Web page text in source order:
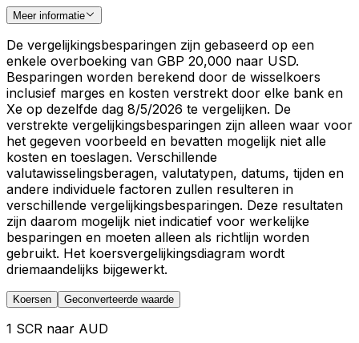
Meer informatie
De vergelijkingsbesparingen zijn gebaseerd op een
enkele overboeking van GBP 20,000 naar USD.
Besparingen worden berekend door de wisselkoers
inclusief marges en kosten verstrekt door elke bank en
Xe op dezelfde dag 8/5/2026 te vergelijken. De
verstrekte vergelijkingsbesparingen zijn alleen waar voor
het gegeven voorbeeld en bevatten mogelijk niet alle
kosten en toeslagen. Verschillende
valutawisselingsberagen, valutatypen, datums, tijden en
andere individuele factoren zullen resulteren in
verschillende vergelijkingsbesparingen. Deze resultaten
zijn daarom mogelijk niet indicatief voor werkelijke
besparingen en moeten alleen als richtlijn worden
gebruikt. Het koersvergelijkingsdiagram wordt
driemaandelijks bijgewerkt.
Koersen Geconverteerde waarde
1 SCR naar AUD